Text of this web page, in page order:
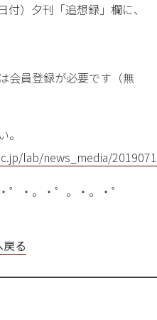
）夕刊「追想録」欄に、
会員登録が必要です（無
lab/news_media/
。・゜。・。・゜
戻る